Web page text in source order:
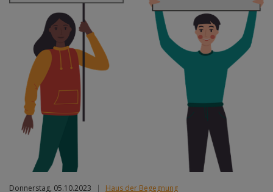
Donnerstag, 05.10.2023 | Haus der Begegnung